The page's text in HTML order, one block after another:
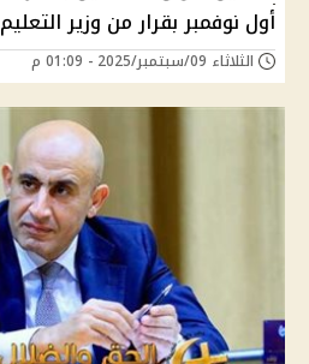
أول نوفمبر بقرار من وزير التعليم
الثلاثاء 09/سبتمبر/2025 - 01:09 م